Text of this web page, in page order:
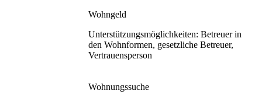
Wohngeld
Unterstützungsmöglichkeiten: Betreuer in
den Wohnformen, gesetzliche Betreuer,
Vertrauensperson
Wohnungssuche